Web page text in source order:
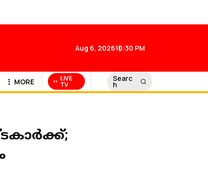
Aug 6, 202610:30 PM
NEWS
MORE LIVE
TV
Searc
h